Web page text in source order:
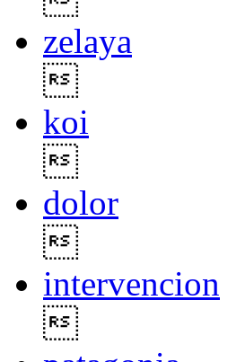
zelaya
koi
dolor
intervencion